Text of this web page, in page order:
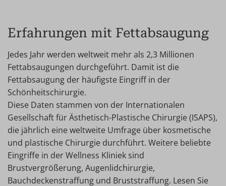
Erfahrungen mit Fettabsaugung
Jedes Jahr werden weltweit mehr als 2,3 Millionen
Fettabsaugungen durchgeführt. Damit ist die
Fettabsaugung der häufigste Eingriff in der
Schönheitschirurgie.
Diese Daten stammen von der Internationalen
Gesellschaft für Ästhetisch-Plastische Chirurgie (ISAPS),
die jährlich eine weltweite Umfrage über kosmetische
und plastische Chirurgie durchführt. Weitere beliebte
Eingriffe in der Wellness Kliniek sind
Brustvergrößerung, Augenlidchirurgie,
Bauchdeckenstraffung und Bruststraffung. Lesen Sie